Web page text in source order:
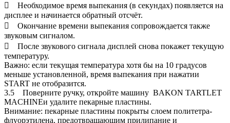
 Необходимое время выпекания (в секундах) появляется на
дисплее и начинается обратный отсчёт.
 Окончание времени выпекания сопровождается также
звуковым сигналом.
 После звукового сигнала дисплей снова покажет текущую
температуру.
Важно: если текущая температура хотя бы на 10 градусов
меньше установленной, время выпекания при нажатии
START не отобразится.
3.5 Поверните ручку, откройте машину BAKON TARTLET
MACHINEи удалите пекарные пластины.
Внимание: пекарные пластины покрыты слоем политетра-
флуорэтилена, предотвращающим прилипание и